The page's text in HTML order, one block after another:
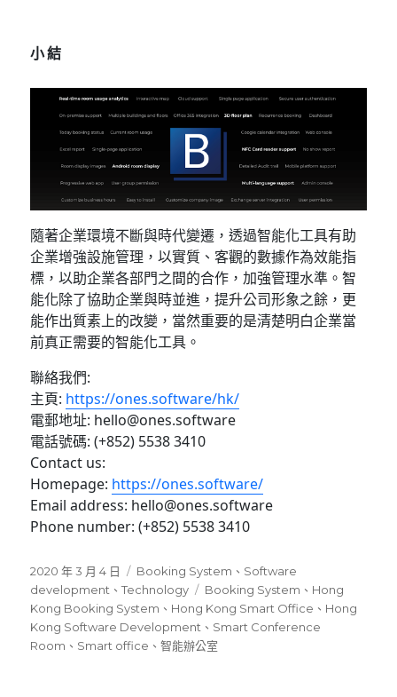
小結
隨著企業環境不斷與時代變遷，透過智能化工具有助
企業增強設施管理，以實質、客觀的數據作為效能指
標，以助企業各部門之間的合作，加強管理水準。智
能化除了協助企業與時並進，提升公司形象之餘，更
能作出質素上的改變，當然重要的是清楚明白企業當
前真正需要的智能化工具。
聯絡我們:
主頁: https://ones.software/hk/
電郵地址: hello@ones.software
電話號碼: (+852) 5538 3410
Contact us:
Homepage: https://ones.software/
Email address: hello@ones.software
Phone number: (+852) 5538 3410
發
佈
日
期:
2020 年 3 月 4 日
分
類
Booking System 、 Software
development 、Technology
標
籤
Booking System 、 Hong
Kong Booking System 、 Hong Kong Smart Office 、 Hong
Kong Software Development 、 Smart Conference
Room 、 Smart office 、智能辦公室